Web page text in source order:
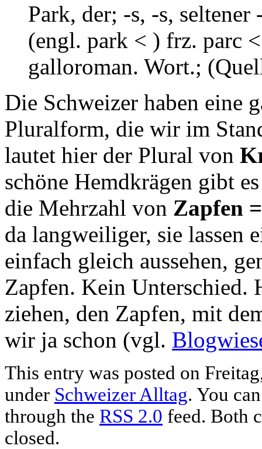
Park, der; -s, -s, seltener
(engl. park < ) frz. parc
galloroman. Wort.;
Die Schweizer haben eine
Pluralform, die wir im
lautet hier der Plural von
schöne Hemdkrägen gibt
die Mehrzahl von Zapfen
da langweiliger, sie lassen
einfach gleich aussehen,
Zapfen. Kein Unterschied.
ziehen, den Zapfen, mit
wir ja schon (vgl.
This entry was posted on
under Schweizer Alltag. You
through the RSS 2.0 feed. Both
closed.